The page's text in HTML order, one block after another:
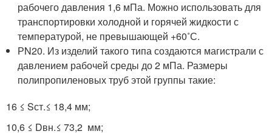
рабочего давления 1,6 мПа. Можно использовать для
транспортировки холодной и горячей жидкости с
температурой, не превышающей +60˚С.
РN20. Из изделий такого типа создаются магистрали с
давлением рабочей среды до 2 мПа. Размеры
полипропиленовых труб этой группы такие:
16 ≤ Sст.≤ 18,4 мм;
10,6 ≤ Dвн.≤ 73,2 мм;